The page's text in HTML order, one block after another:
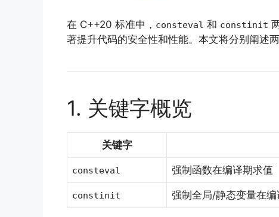
在 C++20 标准中， consteval 和 constinit
著提升代码的安全性和性能。本文将分别阐述
1. 关键字概览
关键字
consteval 强制函数在编译期求值
constinit 强制全局/静态变量在